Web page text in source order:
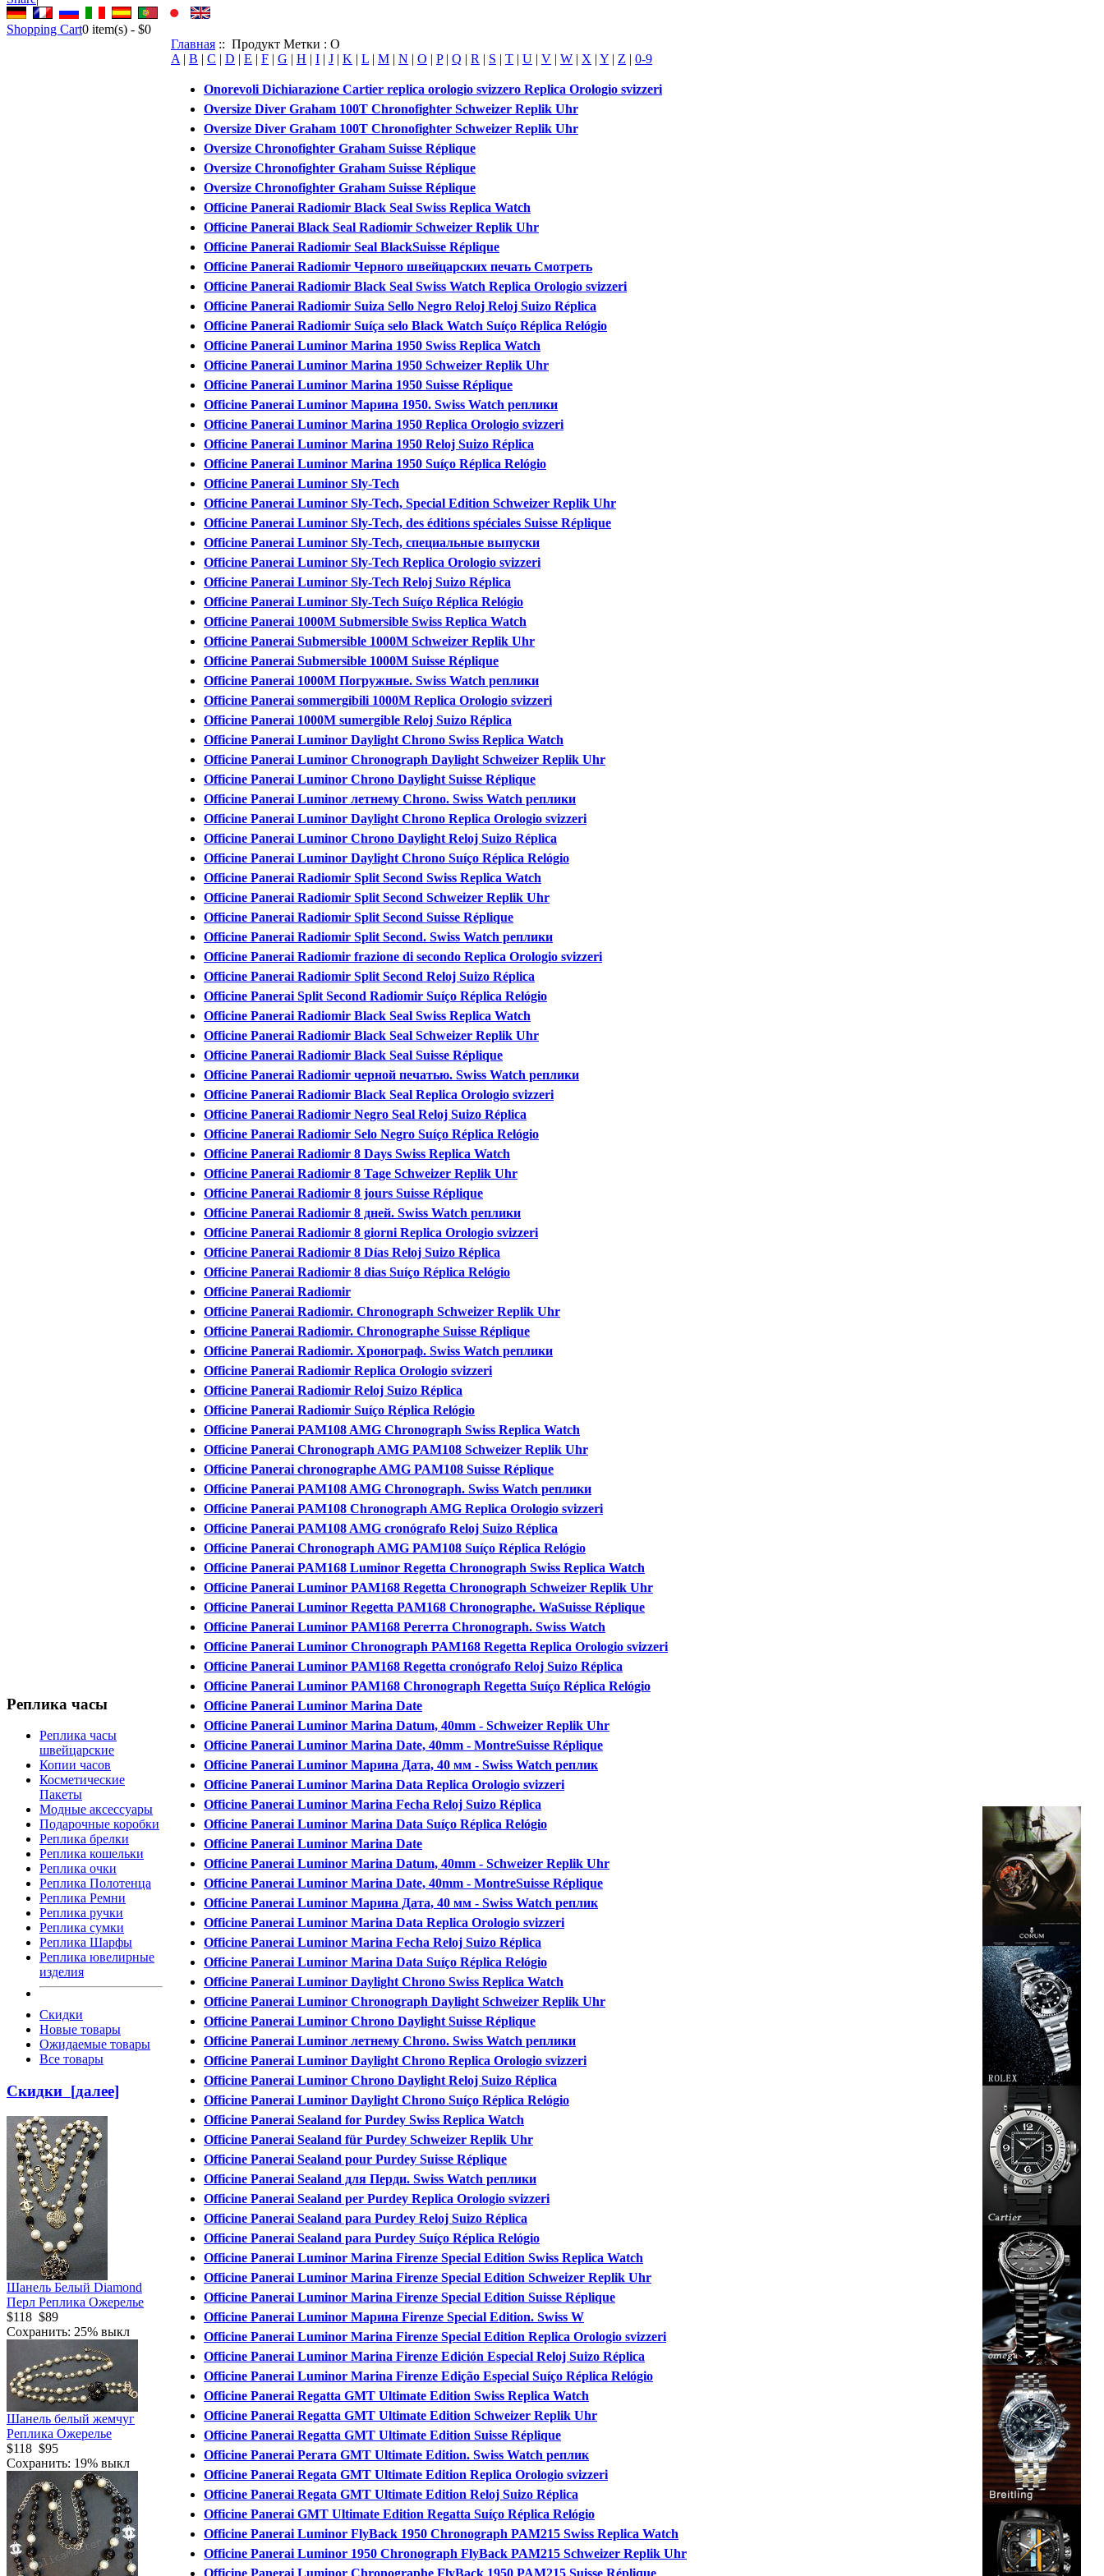
Shopping Cart0 item(s) - $0
Реплика часы
Реплика часы
швейцарские
Копии часов
Косметические
Пакеты
Модные аксессуары
Подарочные коробки
Реплика брелки
Реплика кошельки
Реплика очки
Реплика Полотенца
Реплика Ремни
Реплика ручки
Реплика сумки
Реплика Шарфы
Реплика ювелирные
изделия
Скидки
Новые товары
Ожидаемые товары
Все товары
Скидки [далее]
Шанель Белый Diamond
Перл Реплика Ожерелье
$118 $89
Сохранить: 25% выкл
Шанель белый жемчуг
Реплика Ожерелье
$118 $95
Сохранить: 19% выкл
Главная :: Продукт Метки : O
A | B | C | D | E | F | G | H | I | J | K | L | M | N | O | P| Q | R | S | T | U | V | W | X | Y | Z | 0-9
Onorevoli Dichiarazione Cartier replica orologio svizzero Replica Orologio svizzeri
Oversize Diver Graham 100T Chronofighter Schweizer Replik Uhr
Oversize Diver Graham 100T Chronofighter Schweizer Replik Uhr
Oversize Chronofighter Graham Suisse Réplique
Oversize Chronofighter Graham Suisse Réplique
Oversize Chronofighter Graham Suisse Réplique
Officine Panerai Radiomir Black Seal Swiss Replica Watch
Officine Panerai Black Seal Radiomir Schweizer Replik Uhr
Officine Panerai Radiomir Seal BlackSuisse Réplique
Officine Panerai Radiomir Черного швейцарских печать Смотреть
Officine Panerai Radiomir Black Seal Swiss Watch Replica Orologio svizzeri
Officine Panerai Radiomir Suiza Sello Negro Reloj Reloj Suizo Réplica
Officine Panerai Radiomir Suíça selo Black Watch Suíço Réplica Relógio
Officine Panerai Luminor Marina 1950 Swiss Replica Watch
Officine Panerai Luminor Marina 1950 Schweizer Replik Uhr
Officine Panerai Luminor Marina 1950 Suisse Réplique
Officine Panerai Luminor Марина 1950. Swiss Watch реплики
Officine Panerai Luminor Marina 1950 Replica Orologio svizzeri
Officine Panerai Luminor Marina 1950 Reloj Suizo Réplica
Officine Panerai Luminor Marina 1950 Suíço Réplica Relógio
Officine Panerai Luminor Sly-Tech
Officine Panerai Luminor Sly-Tech, Special Edition Schweizer Replik Uhr
Officine Panerai Luminor Sly-Tech, des éditions spéciales Suisse Réplique
Officine Panerai Luminor Sly-Tech, специальные выпуски
Officine Panerai Luminor Sly-Tech Replica Orologio svizzeri
Officine Panerai Luminor Sly-Tech Reloj Suizo Réplica
Officine Panerai Luminor Sly-Tech Suíço Réplica Relógio
Officine Panerai 1000M Submersible Swiss Replica Watch
Officine Panerai Submersible 1000M Schweizer Replik Uhr
Officine Panerai Submersible 1000M Suisse Réplique
Officine Panerai 1000M Погружные. Swiss Watch реплики
Officine Panerai sommergibili 1000M Replica Orologio svizzeri
Officine Panerai 1000M sumergible Reloj Suizo Réplica
Officine Panerai Luminor Daylight Chrono Swiss Replica Watch
Officine Panerai Luminor Chronograph Daylight Schweizer Replik Uhr
Officine Panerai Luminor Chrono Daylight Suisse Réplique
Officine Panerai Luminor летнему Chrono. Swiss Watch реплики
Officine Panerai Luminor Daylight Chrono Replica Orologio svizzeri
Officine Panerai Luminor Chrono Daylight Reloj Suizo Réplica
Officine Panerai Luminor Daylight Chrono Suíço Réplica Relógio
Officine Panerai Radiomir Split Second Swiss Replica Watch
Officine Panerai Radiomir Split Second Schweizer Replik Uhr
Officine Panerai Radiomir Split Second Suisse Réplique
Officine Panerai Radiomir Split Second. Swiss Watch реплики
Officine Panerai Radiomir frazione di secondo Replica Orologio svizzeri
Officine Panerai Radiomir Split Second Reloj Suizo Réplica
Officine Panerai Split Second Radiomir Suíço Réplica Relógio
Officine Panerai Radiomir Black Seal Swiss Replica Watch
Officine Panerai Radiomir Black Seal Schweizer Replik Uhr
Officine Panerai Radiomir Black Seal Suisse Réplique
Officine Panerai Radiomir черной печатью. Swiss Watch реплики
Officine Panerai Radiomir Black Seal Replica Orologio svizzeri
Officine Panerai Radiomir Negro Seal Reloj Suizo Réplica
Officine Panerai Radiomir Selo Negro Suíço Réplica Relógio
Officine Panerai Radiomir 8 Days Swiss Replica Watch
Officine Panerai Radiomir 8 Tage Schweizer Replik Uhr
Officine Panerai Radiomir 8 jours Suisse Réplique
Officine Panerai Radiomir 8 дней. Swiss Watch реплики
Officine Panerai Radiomir 8 giorni Replica Orologio svizzeri
Officine Panerai Radiomir 8 Días Reloj Suizo Réplica
Officine Panerai Radiomir 8 dias Suíço Réplica Relógio
Officine Panerai Radiomir
Officine Panerai Radiomir. Chronograph Schweizer Replik Uhr
Officine Panerai Radiomir. Chronographe Suisse Réplique
Officine Panerai Radiomir. Хронограф. Swiss Watch реплики
Officine Panerai Radiomir Replica Orologio svizzeri
Officine Panerai Radiomir Reloj Suizo Réplica
Officine Panerai Radiomir Suíço Réplica Relógio
Officine Panerai PAM108 AMG Chronograph Swiss Replica Watch
Officine Panerai Chronograph AMG PAM108 Schweizer Replik Uhr
Officine Panerai chronographe AMG PAM108 Suisse Réplique
Officine Panerai PAM108 AMG Chronograph. Swiss Watch реплики
Officine Panerai PAM108 Chronograph AMG Replica Orologio svizzeri
Officine Panerai PAM108 AMG cronógrafo Reloj Suizo Réplica
Officine Panerai Chronograph AMG PAM108 Suíço Réplica Relógio
Officine Panerai PAM168 Luminor Regetta Chronograph Swiss Replica Watch
Officine Panerai Luminor PAM168 Regetta Chronograph Schweizer Replik Uhr
Officine Panerai Luminor Regetta PAM168 Chronographe. WaSuisse Réplique
Officine Panerai Luminor PAM168 Регетта Chronograph. Swiss Watch
Officine Panerai Luminor Chronograph PAM168 Regetta Replica Orologio svizzeri
Officine Panerai Luminor PAM168 Regetta cronógrafo Reloj Suizo Réplica
Officine Panerai Luminor PAM168 Chronograph Regetta Suíço Réplica Relógio
Officine Panerai Luminor Marina Date
Officine Panerai Luminor Marina Datum, 40mm - Schweizer Replik Uhr
Officine Panerai Luminor Marina Date, 40mm - MontreSuisse Réplique
Officine Panerai Luminor Марина Дата, 40 мм - Swiss Watch реплик
Officine Panerai Luminor Marina Data Replica Orologio svizzeri
Officine Panerai Luminor Marina Fecha Reloj Suizo Réplica
Officine Panerai Luminor Marina Data Suíço Réplica Relógio
Officine Panerai Luminor Marina Date
Officine Panerai Luminor Marina Datum, 40mm - Schweizer Replik Uhr
Officine Panerai Luminor Marina Date, 40mm - MontreSuisse Réplique
Officine Panerai Luminor Марина Дата, 40 мм - Swiss Watch реплик
Officine Panerai Luminor Marina Data Replica Orologio svizzeri
Officine Panerai Luminor Marina Fecha Reloj Suizo Réplica
Officine Panerai Luminor Marina Data Suíço Réplica Relógio
Officine Panerai Luminor Daylight Chrono Swiss Replica Watch
Officine Panerai Luminor Chronograph Daylight Schweizer Replik Uhr
Officine Panerai Luminor Chrono Daylight Suisse Réplique
Officine Panerai Luminor летнему Chrono. Swiss Watch реплики
Officine Panerai Luminor Daylight Chrono Replica Orologio svizzeri
Officine Panerai Luminor Chrono Daylight Reloj Suizo Réplica
Officine Panerai Luminor Daylight Chrono Suíço Réplica Relógio
Officine Panerai Sealand for Purdey Swiss Replica Watch
Officine Panerai Sealand für Purdey Schweizer Replik Uhr
Officine Panerai Sealand pour Purdey Suisse Réplique
Officine Panerai Sealand для Перди. Swiss Watch реплики
Officine Panerai Sealand per Purdey Replica Orologio svizzeri
Officine Panerai Sealand para Purdey Reloj Suizo Réplica
Officine Panerai Sealand para Purdey Suíço Réplica Relógio
Officine Panerai Luminor Marina Firenze Special Edition Swiss Replica Watch
Officine Panerai Luminor Marina Firenze Special Edition Schweizer Replik Uhr
Officine Panerai Luminor Marina Firenze Special Edition Suisse Réplique
Officine Panerai Luminor Марина Firenze Special Edition. Swiss W
Officine Panerai Luminor Marina Firenze Special Edition Replica Orologio svizzeri
Officine Panerai Luminor Marina Firenze Edición Especial Reloj Suizo Réplica
Officine Panerai Luminor Marina Firenze Edição Especial Suíço Réplica Relógio
Officine Panerai Regatta GMT Ultimate Edition Swiss Replica Watch
Officine Panerai Regatta GMT Ultimate Edition Schweizer Replik Uhr
Officine Panerai Regatta GMT Ultimate Edition Suisse Réplique
Officine Panerai Регата GMT Ultimate Edition. Swiss Watch реплик
Officine Panerai Regata GMT Ultimate Edition Replica Orologio svizzeri
Officine Panerai Regata GMT Ultimate Edition Reloj Suizo Réplica
Officine Panerai GMT Ultimate Edition Regatta Suíço Réplica Relógio
Officine Panerai Luminor FlyBack 1950 Chronograph PAM215 Swiss Replica Watch
Officine Panerai Luminor 1950 Chronograph FlyBack PAM215 Schweizer Replik Uhr
Officine Panerai Luminor Chronographe FlyBack 1950 PAM215 Suisse Réplique